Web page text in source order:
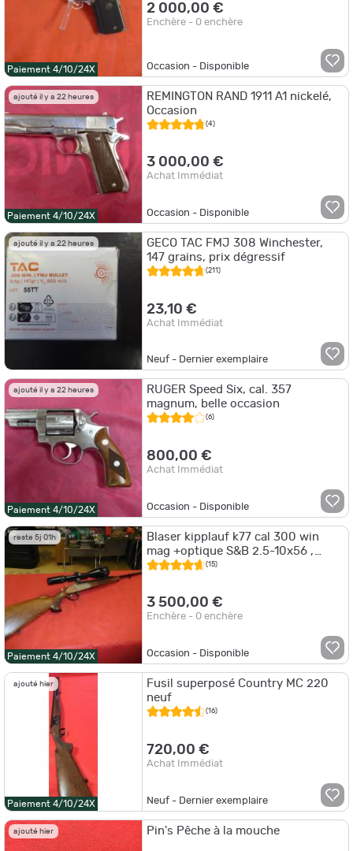
Paiement 4/10/24X
2 000,00 €
Enchère - 0 enchère
Occasion - Disponible
ajouté il y a 22 heures
Paiement 4/10/24X
REMINGTON RAND 1911 A1 nickelé,
Occasion
(4)
3 000,00 €
Achat Immédiat
Occasion - Disponible
ajouté il y a 22 heures
GECO TAC FMJ 308 Winchester,
147 grains, prix dégressif
(211)
23,10 €
Achat Immédiat
Neuf - Dernier exemplaire
ajouté il y a 22 heures
Paiement 4/10/24X
RUGER Speed Six, cal. 357
magnum, belle occasion
(6)
800,00 €
Achat Immédiat
Occasion - Disponible
reste 5j 01h
Paiement 4/10/24X
Blaser kipplauf k77 cal 300 win
mag +optique S&B 2.5-10x56 ,
Occasion sans prix de réserve
(15)
3 500,00 €
Enchère - 0 enchère
Occasion - Disponible
ajouté hier
Paiement 4/10/24X
Fusil superposé Country MC 220
neuf
(16)
720,00 €
Achat Immédiat
Neuf - Dernier exemplaire
ajouté hier Pin's Pêche à la mouche